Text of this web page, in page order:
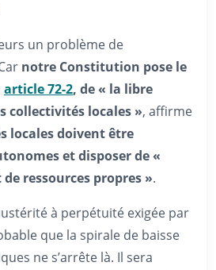
un problème de
notre Constitution pose le
article 72-2, de « la libre
collectivités locales », affirme
localesdoivent être
et disposer de «
ressources propres ».
à perpétuité exigée par
que la spirale de baisse
ne s’arrête là. Il sera